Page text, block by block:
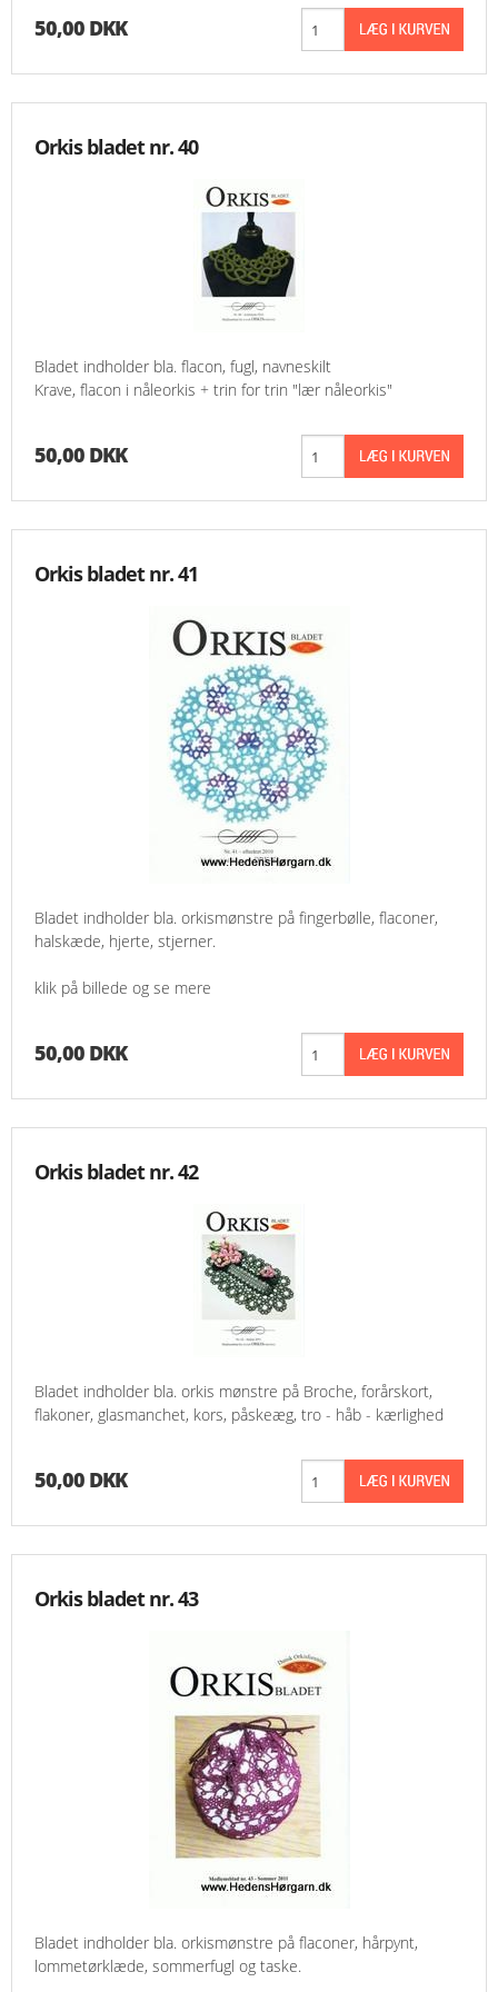
50,00 DKK
Orkis bladet nr. 40
Bladet indholder bla. flacon, fugl, navneskilt
Krave, flacon i nåleorkis + trin for trin "lær nåleorkis"
50,00 DKK
Orkis bladet nr. 41
Bladet indholder bla. orkismønstre på fingerbølle, flaconer,
halskæde, hjerte, stjerner.
klik på billede og se mere
50,00 DKK
Orkis bladet nr. 42
Bladet indholder bla. orkis mønstre på Broche, forårskort,
flakoner, glasmanchet, kors, påskeæg, tro - håb - kærlighed
50,00 DKK
Orkis bladet nr. 43
Bladet indholder bla. orkismønstre på flaconer, hårpynt,
lommetørklæde, sommerfugl og taske.